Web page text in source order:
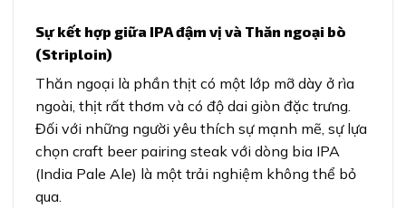
Sự kết hợp giữa IPA đậm vị và Thăn ngoại bò
(Striploin)
Thăn ngoại là phần thịt có một lớp mỡ dày ở rìa
ngoài, thịt rất thơm và có độ dai giòn đặc trưng.
Đối với những người yêu thích sự mạnh mẽ, sự lựa
chọn craft beer pairing steak với dòng bia IPA
(India Pale Ale) là một trải nghiệm không thể bỏ
qua.